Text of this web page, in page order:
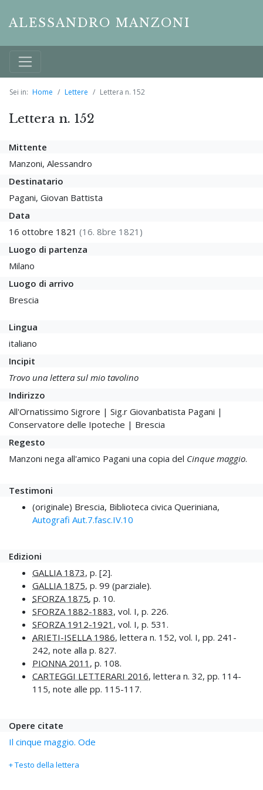
ALESSANDRO MANZONI
Sei in: Home Lettere Lettera n. 152
Lettera n. 152
Mittente
Manzoni, Alessandro
Destinatario
Pagani, Giovan Battista
Data
16 ottobre 1821 (16. 8bre 1821)
Luogo di partenza
Milano
Luogo di arrivo
Brescia
Lingua
italiano
Incipit
Trovo una lettera sul mio tavolino
Indirizzo
All'Ornatissimo Sigrore | Sig.r Giovanbatista Pagani |
Conservatore delle Ipoteche | Brescia
Regesto
Manzoni nega all'amico Pagani una copia del Cinque maggio.
Testimoni
(originale) Brescia, Biblioteca civica Queriniana,
Autografi Aut.7.fasc.IV.10
Edizioni
GALLIA 1873, p. [2].
GALLIA 1875, p. 99 (parziale).
SFORZA 1875, p. 10.
SFORZA 1882-1883, vol. I, p. 226.
SFORZA 1912-1921 , vol. I, p. 531.
ARIETI-ISELLA 1986, lettera n. 152, vol. I, pp. 241-
242, note alla p. 827.
PIONNA 2011 , p. 108.
CARTEGGI LETTERARI 2016, lettera n. 32, pp. 114-
115, note alle pp. 115-117.
Opere citate
Il cinque maggio. Ode
+ Testo della lettera